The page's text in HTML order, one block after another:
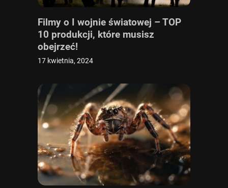
Filmy o I wojnie światowej – TOP
10 produkcji, które musisz
obejrzeć!
17 kwietnia, 2024